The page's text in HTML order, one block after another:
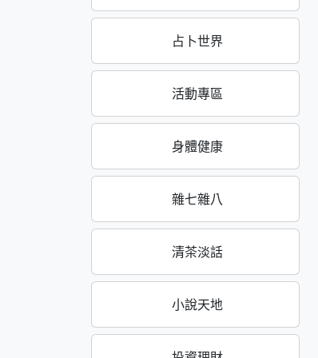
占卜世界
活動專區
身體健康
雜七雜八
清茶淡話
小說天地